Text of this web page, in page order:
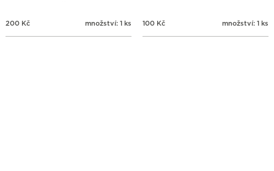
200 Kč množství: 1 ks 100 Kč množství: 1 ks